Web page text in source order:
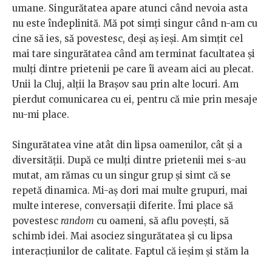
umane. Singurătatea apare atunci când nevoia asta
nu este îndeplinită. Mă pot simți singur când n-am cu
cine să ies, să povestesc, deși aș ieși. Am simțit cel
mai tare singurătatea când am terminat facultatea și
mulți dintre prietenii pe care îi aveam aici au plecat.
Unii la Cluj, alții la Brașov sau prin alte locuri. Am
pierdut comunicarea cu ei, pentru că mie prin mesaje
nu-mi place.
Singurătatea vine atât din lipsa oamenilor, cât și a
diversității. După ce mulți dintre prietenii mei s-au
mutat, am rămas cu un singur grup și simt că se
repetă dinamica. Mi-aș dori mai multe grupuri, mai
multe interese, conversații diferite. Îmi place să
povestesc random cu oameni, să aflu povești, să
schimb idei. Mai asociez singurătatea și cu lipsa
interacțiunilor de calitate. Faptul că ieșim și stăm la